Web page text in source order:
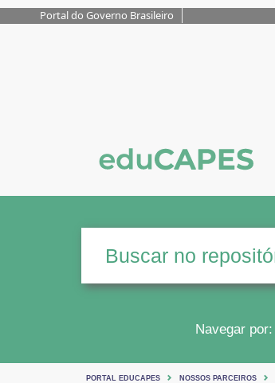
Portal do Governo Brasileiro
Navegar por:
PORTAL EDUCAPES NOSSOS PARCEIROS